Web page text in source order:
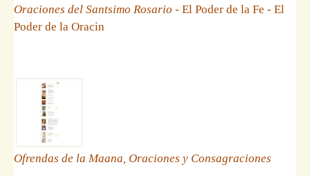
Oraciones del Santsimo Rosario - El Poder de la Fe - El
Poder de la Oracin
Ofrendas de la Maana, Oraciones y Consagraciones